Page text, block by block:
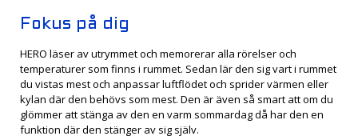
Fokus på dig
HERO läser av utrymmet och memorerar alla rörelser och
temperaturer som finns i rummet. Sedan lär den sig vart i rummet
du vistas mest och anpassar luftflödet och sprider värmen eller
kylan där den behövs som mest. Den är även så smart att om du
glömmer att stänga av den en varm sommardag då har den en
funktion där den stänger av sig själv.